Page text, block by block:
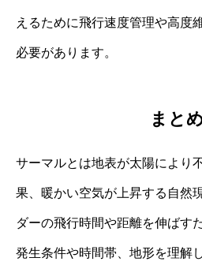
えるために飛行速度管理や高度
必要があります。
まと
サーマルとは地表が太陽により
果、暖かい空気が上昇する自然
ダーの飛行時間や距離を伸ばす
発生条件や時間帯、地形を理解